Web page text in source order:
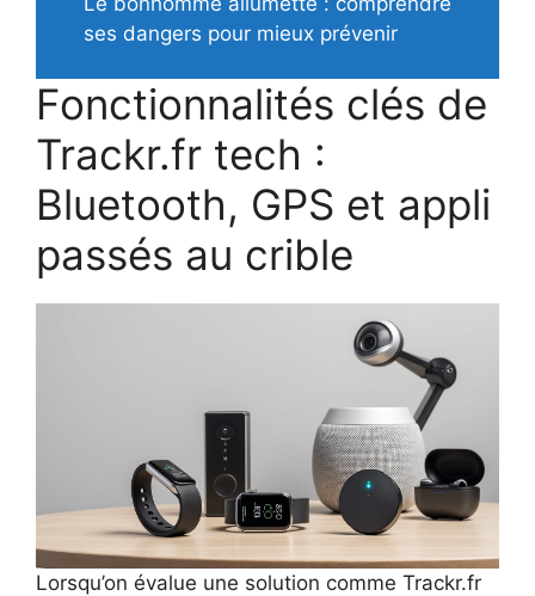
ses dangers pour mieux prévenir
Fonctionnalités clés de
Trackr.fr tech :
Bluetooth, GPS et appli
passés au crible
Lorsqu’on évalue une solution comme Trackr.fr